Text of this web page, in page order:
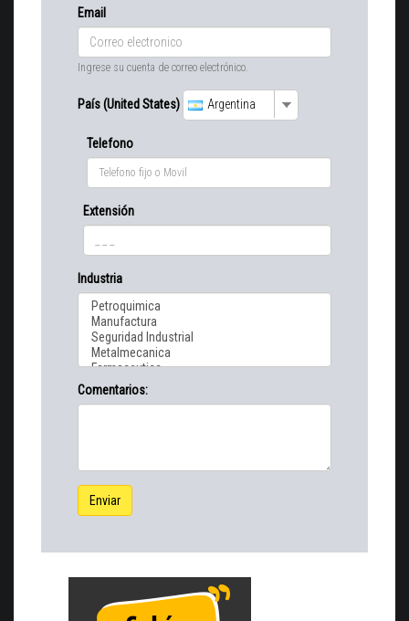
Email
Ingrese su cuenta de correo electrónico.
País (United States) Argentina
Telefono
Extensión
Industria
Comentarios:
Enviar